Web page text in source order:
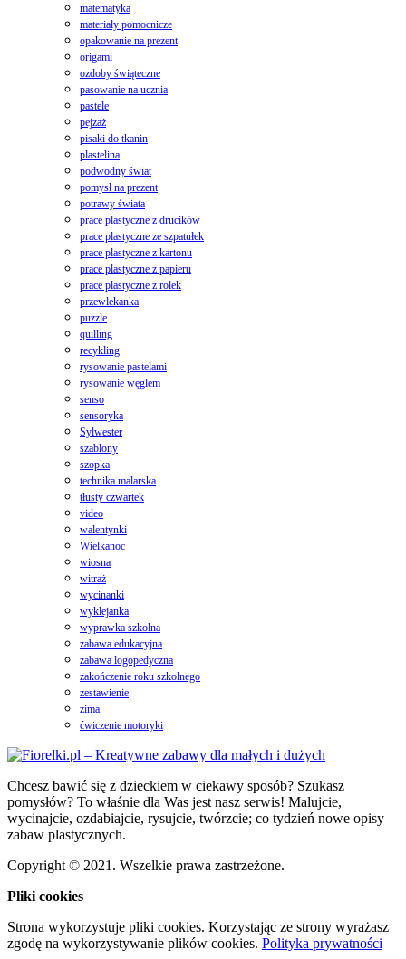
matematyka
materiały pomocnicze
opakowanie na prezent
origami
ozdoby świąteczne
pasowanie na ucznia
pastele
pejzaż
pisaki do tkanin
plastelina
podwodny świat
pomysł na prezent
potrawy świata
prace plastyczne z drucików
prace plastyczne ze szpatułek
prace plastyczne z kartonu
prace plastyczne z papieru
prace plastyczne z rolek
przewlekanka
puzzle
quilling
recykling
rysowanie pastelami
rysowanie węglem
senso
sensoryka
Sylwester
szablony
szopka
technika malarska
tłusty czwartek
video
walentynki
Wielkanoc
wiosna
witraż
wycinanki
wyklejanka
wyprawka szkolna
zabawa edukacyjna
zabawa logopedyczna
zakończenie roku szkolnego
zestawienie
zima
ćwiczenie motoryki
Chcesz bawić się z dzieckiem w ciekawy sposób? Szukasz
pomysłów? To właśnie dla Was jest nasz serwis! Malujcie,
wycinajcie, ozdabiajcie, rysujcie, twórzcie; co tydzień nowe opisy
zabaw plastycznych.
Copyright © 2021. Wszelkie prawa zastrzeżone.
Pliki cookies
Strona wykorzystuje pliki cookies. Korzystając ze strony wyrażasz
zgodę na wykorzystywanie plików cookies. Polityka prywatności